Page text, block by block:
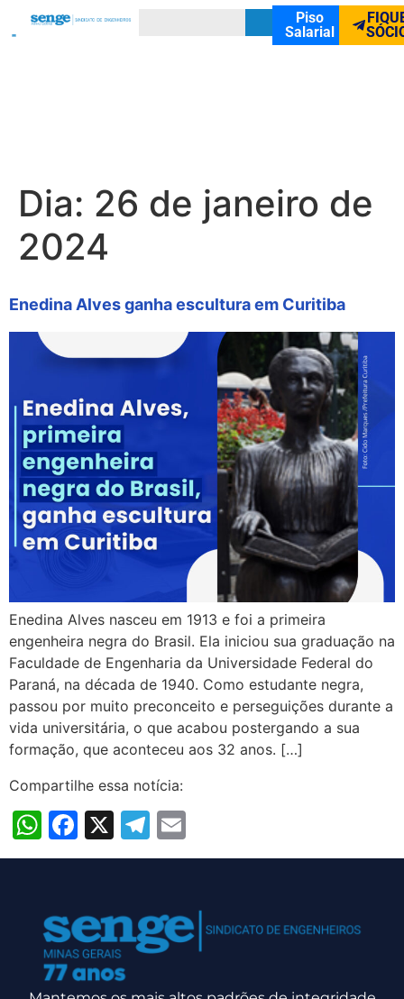
Piso
Salarial
Dia: 26 de janeiro de
2024
Enedina Alves ganha escultura em Curitiba
Enedina Alves nasceu em 1913 e foi a primeira
engenheira negra do Brasil. Ela iniciou sua graduação na
Faculdade de Engenharia da Universidade Federal do
Paraná, na década de 1940. Como estudante negra,
passou por muito preconceito e perseguições durante a
vida universitária, o que acabou postergando a sua
formação, que aconteceu aos 32 anos. […]
Compartilhe essa notícia:
WhatsApp
Facebook
X Telegram